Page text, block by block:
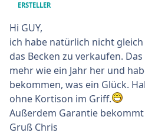
ERSTELLER
Hi GUY,
ich habe natürlich nicht
das Becken zu verkaufen.
mehr wie ein Jahr her und
bekommen, was ein Glück.
ohne Kortison im Griff.
Außerdem Garantie
Gruß Chris